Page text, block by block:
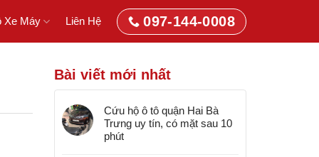
Xe Máy Liên Hệ 097-144-0008
Bài viết mới nhất
Cứu hộ ô tô quận Hai Bà
Trưng uy tín, có mặt sau 10
phút